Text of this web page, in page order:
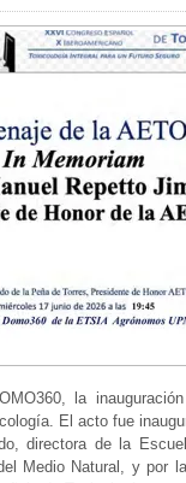
la
El acto fue
directora de la
Medio Natural, y por